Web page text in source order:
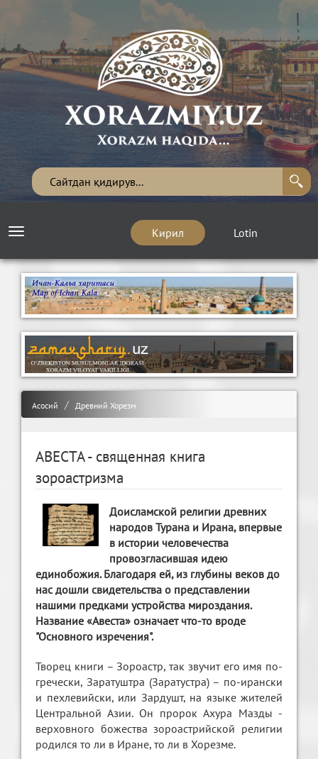
Кирил Lotin
Toggle
Асосий Древний Хорезм
АВЕСТА - священная книга
зороастризма
Доисламской религии древних
народов Турана и Ирана, впервые
в истории человечества
провозгласившая идею
единобожия. Благодаря ей, из глубины веков до
нас дошли свидетельства о представлении
нашими предками устройства мироздания.
Название «Авеста» означает что-то вроде
"Основного изречения".
Творец книги – Зороастр, так звучит его имя по-
гречески, Заратуштра (Заратустра) – по-ирански
и пехлевийски, или Зардушт, на языке жителей
Центральной Азии. Он пророк Ахура Мазды -
верховного божества зороастрийской религии
родился то ли в Иране, то ли в Хорезме.